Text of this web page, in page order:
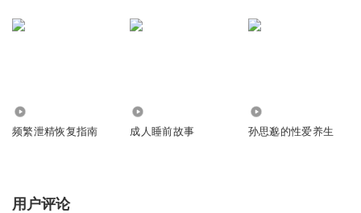
频繁泄精恢复指南 成人睡前故事 孙思邈的性爱养生
用户评论